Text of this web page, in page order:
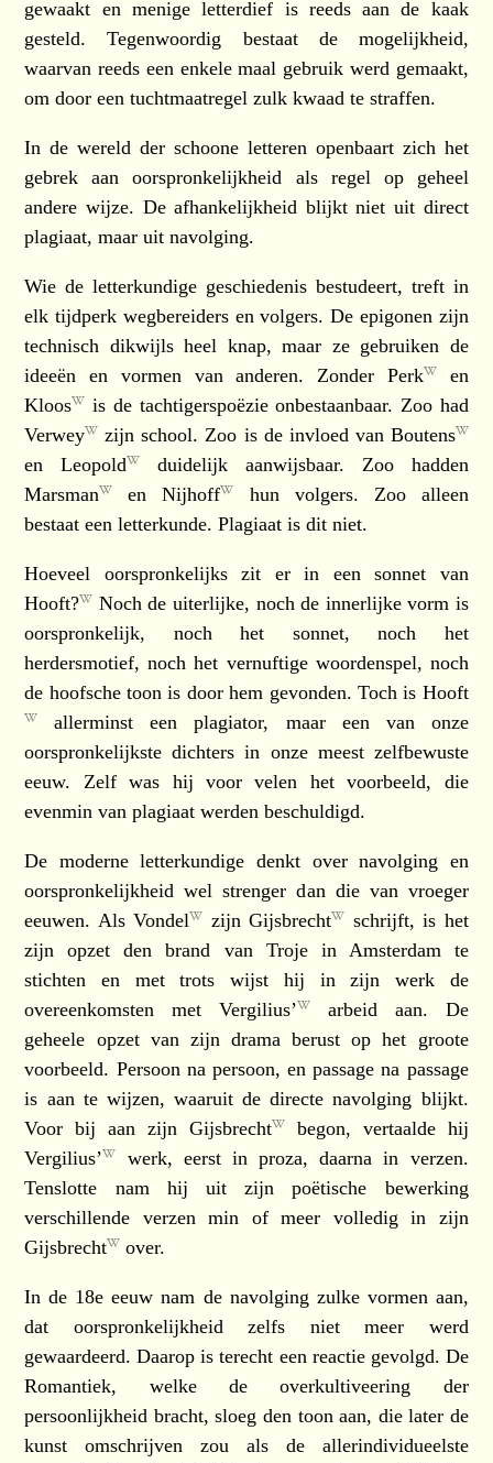
gewaakt en menige letterdief is reeds aan de kaak
gesteld. Tegenwoordig bestaat de mogelijkheid,
waarvan reeds een enkele maal gebruik werd gemaakt,
om door een tuchtmaatregel zulk kwaad te straffen.
In de wereld der schoone letteren openbaart zich het
gebrek aan oorspronkelijkheid als regel op geheel
andere wijze. De afhankelijkheid blijkt niet uit direct
plagiaat, maar uit navolging.
Wie de letterkundige geschiedenis bestudeert, treft in
elk tijdperk wegbereiders en volgers. De epigonen zijn
technisch dikwijls heel knap, maar ze gebruiken de
ideeën en vormen van anderen. Zonder Perk
en
Kloos
is de tachtigerspoëzie onbestaanbaar. Zoo had
Verwey
zijn school. Zoo is de invloed van Boutens
enLeopold
duidelijk aanwijsbaar. Zoo hadden
Marsman
enNijhoff
hun volgers. Zoo alleen
bestaat een letterkunde. Plagiaat is dit niet.
Hoeveel oorspronkelijks zit er in een sonnet van
Hooft?
Noch de uiterlijke, noch de innerlijke vorm is
oorspronkelijk, noch het sonnet, noch het
herdersmotief, noch het vernuftige woordenspel, noch
de hoofsche toon is door hem gevonden. Toch is Hooft
allerminst een plagiator, maar een van onze
oorspronkelijkste dichters in onze meest zelfbewuste
eeuw. Zelf was hij voor velen het voorbeeld, die
evenmin van plagiaat werden beschuldigd.
De moderne letterkundige denkt over navolging en
oorspronkelijkheid wel strenger dan die van vroeger
eeuwen. AlsVondel zijnGijsbrecht
schrijft, is het
zijn opzet den brand van Troje in Amsterdam te
stichten en met trots wijst hij in zijn werk de
overeenkomsten metVergilius’
arbeid aan. De
geheele opzet van zijn drama berust op het groote
voorbeeld. Persoon na persoon, en passage na passage
is aan te wijzen, waaruit de directe navolging blijkt.
Voor bij aan zijn Gijsbrecht
begon, vertaalde hij
Vergilius’
werk, eerst in proza, daarna in verzen.
Tenslotte nam hij uit zijn poëtische bewerking
verschillende verzen min of meer volledig in zijn
Gijsbrecht
over.
In de 18e eeuw nam de navolging zulke vormen aan,
dat oorspronkelijkheid zelfs niet meer werd
gewaardeerd. Daarop is terecht een reactie gevolgd. De
Romantiek, welke de overkultiveering der
persoonlijkheid bracht, sloeg den toon aan, die later de
kunst omschrijven zou als de allerindividueelste